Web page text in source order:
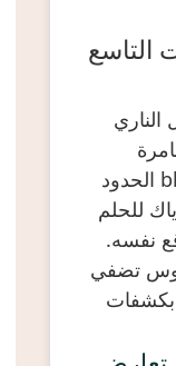
التاسع
الروحية ورؤية مستقبلية. تتblur الحدود
للحلم
نفسه.
تضفي